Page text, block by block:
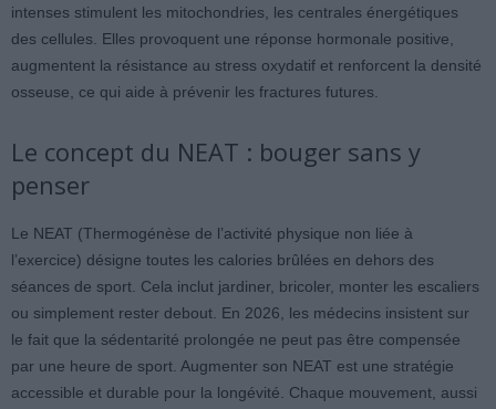
intenses stimulent les mitochondries, les centrales énergétiques
des cellules. Elles provoquent une réponse hormonale positive,
augmentent la résistance au stress oxydatif et renforcent la densité
osseuse, ce qui aide à prévenir les fractures futures.
Le concept du NEAT : bouger sans y
penser
Le NEAT (Thermogénèse de l’activité physique non liée à
l’exercice) désigne toutes les calories brûlées en dehors des
séances de sport. Cela inclut jardiner, bricoler, monter les escaliers
ou simplement rester debout. En 2026, les médecins insistent sur
le fait que la sédentarité prolongée ne peut pas être compensée
par une heure de sport. Augmenter son NEAT est une stratégie
accessible et durable pour la longévité. Chaque mouvement, aussi